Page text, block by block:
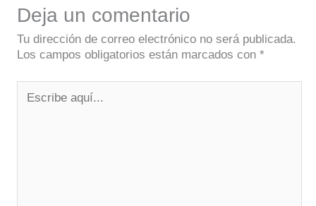
Deja un comentario
Tu dirección de correo electrónico no será publicada.
Los campos obligatorios están marcados con *
aquí...